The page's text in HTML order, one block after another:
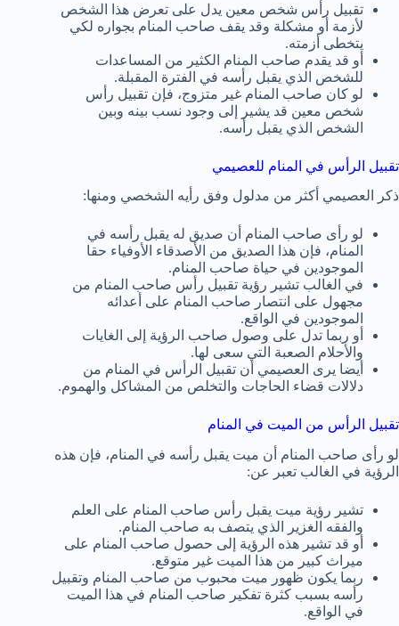
تقبيل رأس شخص معين يدل على تعرض هذا الشخص
لأزمة أو مشكلة وقد يقف صاحب المنام بجواره لكي
يتخطى أزمته.
أو قد يقدم صاحب المنام الكثير من المساعدات
للشخص الذي يقبل رأسه في الفترة المقبلة.
لو كان صاحب المنام غير متزوج، فإن تقبيل رأس
شخص معين قد يشير إلى وجود نسب بينه وبين
الشخص الذي يقبل رأسه.
تقبيل الرأس في المنام للعصيمي
ذكر العصيمي أكثر من مدلول وفق رأيه الشخصي ومنها:
لو رأى صاحب المنام أن صديق له يقبل رأسه في
المنام، فإن هذا الصديق من الأصدقاء الأوفياء حقا
الموجودين في حياة صاحب المنام.
في الغالب تشير رؤية تقبيل رأس صاحب المنام من
مجهول على انتصار صاحب المنام على أعدائه
الموجودين في الواقع.
أو ربما تدل على وصول صاحب الرؤية إلى الغايات
والأحلام الصعبة التي سعى لها.
أيضا يرى العصيمي أن تقبيل الرأس في المنام من
دلالات قضاء الحاجات والتخلص من المشاكل والهموم.
تقبيل الرأس من الميت في المنام
لو رأى صاحب المنام أن ميت يقبل رأسه في المنام، فإن هذه
الرؤية في الغالب تعبر عن:
تشير رؤية ميت يقبل رأس صاحب المنام على العلم
والفقه الغزير الذي يتصف به صاحب المنام.
أو قد تشير هذه الرؤية إلى حصول صاحب المنام على
ميراث كبير من هذا الميت غير متوقع.
ربما يكون ظهور ميت محبوب من صاحب المنام وتقبيل
رأسه بسبب كثرة تفكير صاحب المنام في هذا الميت
في الواقع.